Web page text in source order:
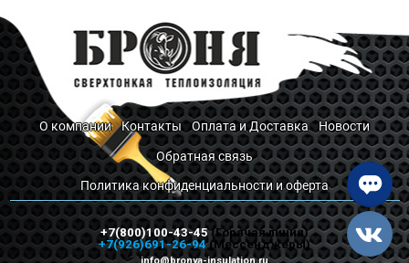
О компании Контакты Оплата и Доставка Новости
Обратная связь
Политика конфиденциальности и оферта
+7(800)100-43-45(Горячая линия)
+7(926)691-26-94(Мессенджеры)
info@bronya-insulation.ru